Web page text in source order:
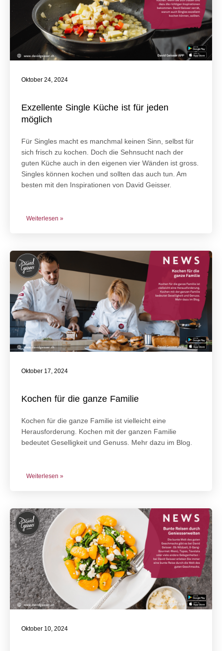
Oktober 24, 2024
Exzellente Single Küche ist für jeden
möglich
Für Singles macht es manchmal keinen Sinn, selbst für
sich frisch zu kochen. Doch die Sehnsucht nach der
guten Küche auch in den eigenen vier Wänden ist gross.
Singles können kochen und sollten das auch tun. Am
besten mit den Inspirationen von David Geisser.
Weiterlesen »
Oktober 17, 2024
Kochen für die ganze Familie
Kochen für die ganze Familie ist vielleicht eine
Herausforderung. Kochen mit der ganzen Familie
bedeutet Geselligkeit und Genuss. Mehr dazu im Blog.
Weiterlesen »
Oktober 10, 2024